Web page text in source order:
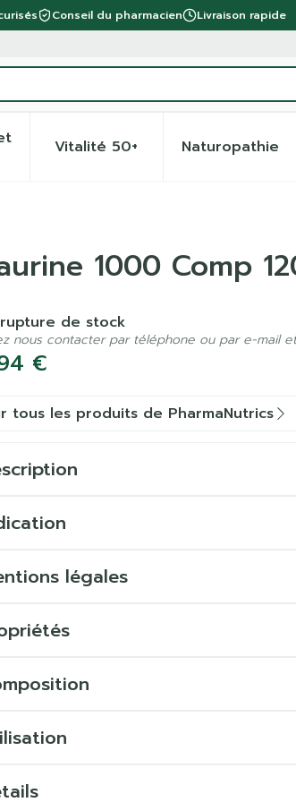
Conseil du pharmacien Livraison rapide
soins et hygiène
la catégorie Régime, alimentation
le sous-menu pour la catégorie
Vitalité 50+Afficher le sous-menu
Naturopathie
Afficher
1000 Comp
€
de stock
nous contacter par téléphone ou par e-mail
tous les produits de PharmaNutrics
légales